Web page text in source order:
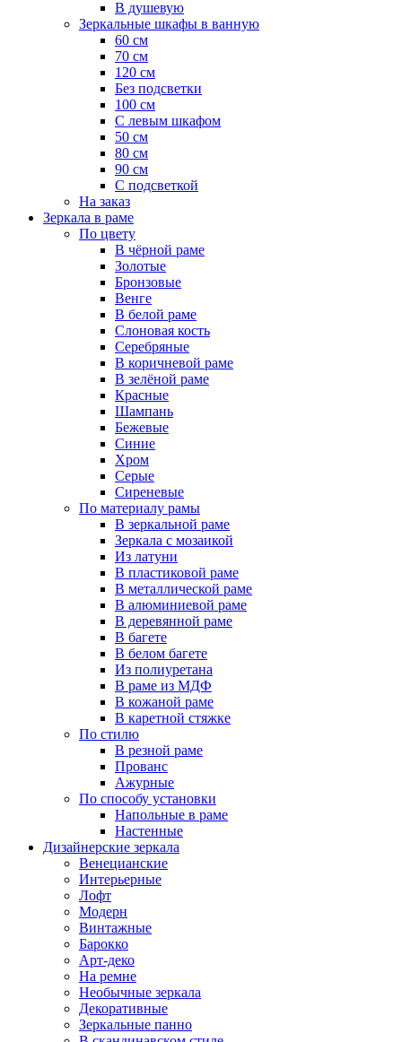
В душевую
Зеркальные шкафы в ванную
60 см
70 см
120 см
Без подсветки
100 см
С левым шкафом
50 см
80 см
90 см
С подсветкой
На заказ
Зеркала в раме
По цвету
В чёрной раме
Золотые
Бронзовые
Венге
В белой раме
Слоновая кость
Серебряные
В коричневой раме
В зелёной раме
Красные
Шампань
Бежевые
Синие
Хром
Серые
Сиреневые
По материалу рамы
В зеркальной раме
Зеркала с мозаикой
Из латуни
В пластиковой раме
В металлической раме
В алюминиевой раме
В деревянной раме
В багете
В белом багете
Из полиуретана
В раме из МДФ
В кожаной раме
В каретной стяжке
По стилю
В резной раме
Прованс
Ажурные
По способу установки
Напольные в раме
Настенные
Дизайнерские зеркала
Венецианские
Интерьерные
Лофт
Модерн
Винтажные
Барокко
Арт-деко
На ремне
Необычные зеркала
Декоративные
Зеркальные панно